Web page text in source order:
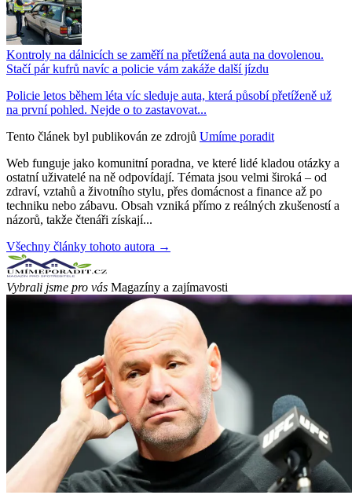
Kontroly na dálnicích se zaměří na přetížená auta na dovolenou.
Stačí pár kufrů navíc a policie vám zakáže další jízdu
Policie letos během léta víc sleduje auta, která působí přetíženě už
na první pohled. Nejde o to zastavovat...
Tento článek byl publikován ze zdrojů Umíme poradit
Web funguje jako komunitní poradna, ve které lidé kladou otázky a
ostatní uživatelé na ně odpovídají. Témata jsou velmi široká – od
zdraví, vztahů a životního stylu, přes domácnost a finance až po
techniku nebo zábavu. Obsah vzniká přímo z reálných zkušeností a
názorů, takže čtenáři získají...
Všechny články tohoto autora →
Vybrali jsme pro vás Magazíny a zajímavosti